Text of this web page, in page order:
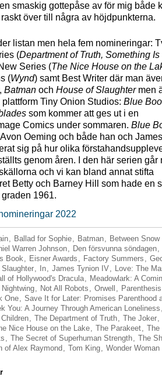
smaskig gottepåse av för mig både
över till några av höjdpunkterna.
listan men hela fem nomineringar:
(Department of Truth, Something
Series (The Nice House on the
(Wynd) samt Best Writer där man
, Batman och House of Slaughtermen
Tiny Onion Studios: Blue
som kommer att ges ut i en
Comics under sommaren. Blue
Oeming och både han och
sig på hur olika
genom åren. I den här serien går
och vi kan bland annat stifta
Betty och Barney Hill som hade en
1961.
2022
, Ballad for Sophie, Batman, Between
Warren Johnson, Den försvunna söndagen,
Book, Eisner Awards , Factory Summers ,
Slaughter, In, James Tynion IV, Love: The
of Hollywood's Dracula, Meadowlark: A
Nightwing, Not All Robots , Orwell , Parenthesis
One, Save It for Later: Promises Parenthood
You: A Journey Through American Loneliness
, The Department of Truth, The Joker,
Nice House on the Lake, The Parakeet, The
, The Secret of Superhuman Strength, The
of Alex Raymond , Tom King, Wonder